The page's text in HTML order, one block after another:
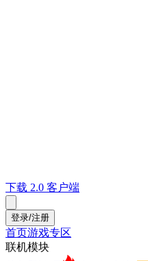
下载 2.0 客户端
登录/注册
首页游戏专区
联机模块